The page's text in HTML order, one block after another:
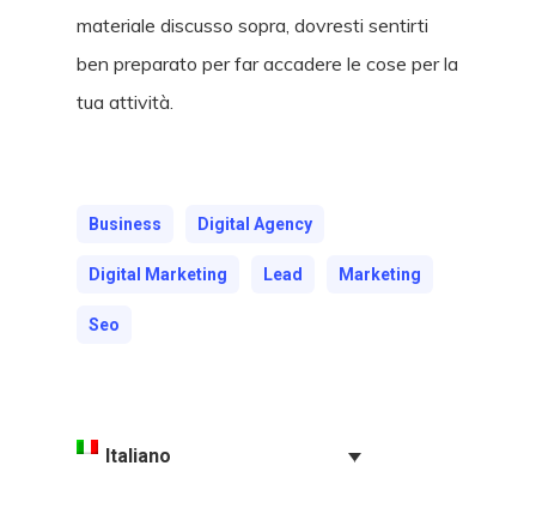
materiale discusso sopra, dovresti sentirti
ben preparato per far accadere le cose per la
tua attività.
Business Digital Agency
Digital Marketing Lead Marketing
Seo
Italiano